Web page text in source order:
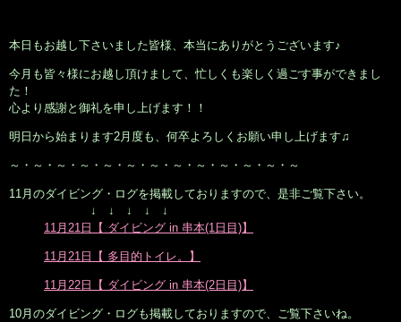
本日もお越し下さいました皆様、本当にありがとうございます♪
今月も皆々様にお越し頂けまして、忙しくも楽しく過ごす事ができまし
た！
心より感謝と御礼を申し上げます！！
明日から始まります2月度も、何卒よろしくお願い申し上げます♫
～・～・～・～・～・～・～・～・～・～・～・～・～
11月のダイビング・ログを掲載しておりますので、是非ご覧下さい。
↓ ↓ ↓ ↓ ↓
11月21日【 ダイビング in 串本(1日目)】
11月21日【 多目的トイレ。】
11月22日【 ダイビング in 串本(2日目)】
10月のダイビング・ログも掲載しておりますので、ご覧下さいね。